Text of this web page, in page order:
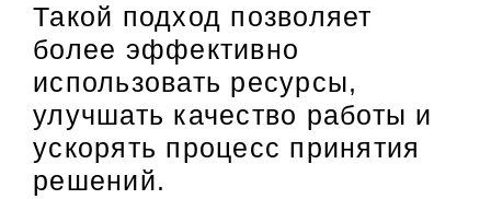
Такой подход позволяет
более эффективно
использовать ресурсы,
улучшать качество работы и
ускорять процесс принятия
решений.